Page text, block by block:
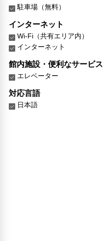
駐車場（無料）
インターネット
Wi-Fi（共有エリア内）
インターネット
館内施設・便利なサービス
エレベーター
対応言語
日本語